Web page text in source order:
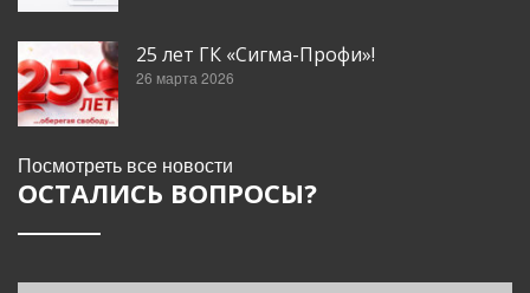
25 лет ГК «Сигма-Профи»!
26 марта 2026
Посмотреть все новости
ОСТАЛИСЬ ВОПРОСЫ?